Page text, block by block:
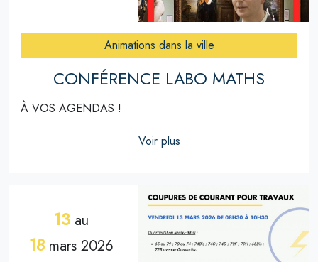
Animations dans la ville
CONFÉRENCE LABO MATHS
À VOS AGENDAS !
Voir plus
13 au
18 mars 2026